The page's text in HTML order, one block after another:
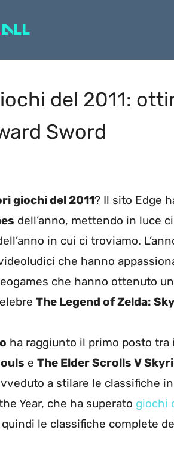
del 2011:
Sword
giochi del 2011? Il sito Edge
dell’anno, mettendo in luce
in cui ci troviamo.
che hanno
che hanno ottenuto
The Legend of Zelda:
ha raggiunto il primo posto tra
e The Elder Scrolls V
a stilare le classifiche in
Year, che ha superato giochi
quindi le classifiche complete